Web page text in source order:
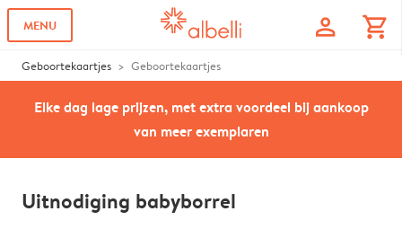
MENU profile shopping_cart
Geboortekaartjes Geboortekaartjes
Elke dag lage prijzen, met extra voordeel bij aankoop
van meer exemplaren
Uitnodiging babyborrel